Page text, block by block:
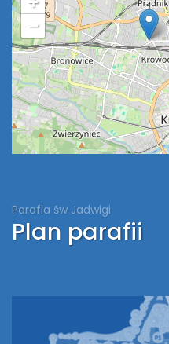
−
Parafia św Jadwigi
Plan parafii